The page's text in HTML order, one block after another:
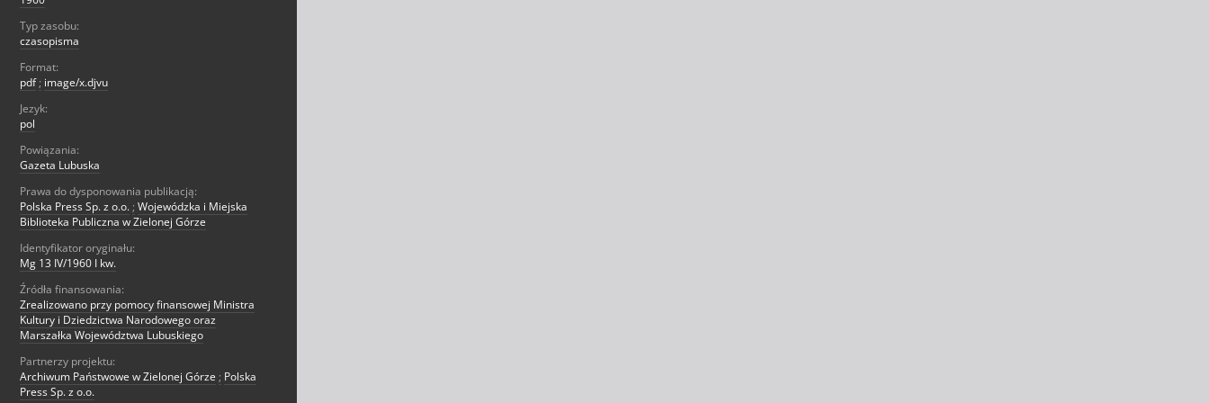
Typ zasobu:
czasopisma
Format:
pdf ; image/x.djvu
Jezyk:
pol
Powiązania:
Gazeta Lubuska
Prawa do dysponowania publikacją:
Polska Press Sp. z o.o. ; Wojewódzka i Miejska
Biblioteka Publiczna w Zielonej Górze
Identyfikator oryginału:
Mg 13 IV/1960 I kw.
Źródła finansowania:
Zrealizowano przy pomocy finansowej Ministra
Kultury i Dziedzictwa Narodowego oraz
Marszałka Województwa Lubuskiego
Partnerzy projektu:
Archiwum Państwowe w Zielonej Górze ; Polska
Press Sp. z o.o.